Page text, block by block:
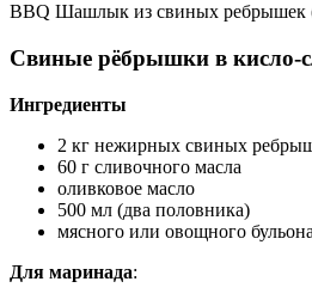
BBQ Шашлык из свиных ребрышек
Свиные рёбрышки в кисло-
Ингредиенты
2 кг нежирных свиных
60 г сливочного масла
оливковое масло
500 мл (два половника)
мясного или овощного бульона
Для маринада: